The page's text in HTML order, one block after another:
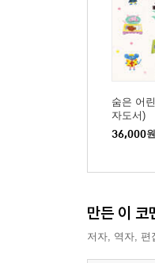
숨은 어
자도서)
36,000원
만든 이 코
저자, 역자, 편